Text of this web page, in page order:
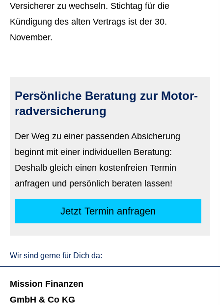
Versicherer zu wechseln. Stichtag für die
Kündigung des alten Vertrags ist der 30.
November.
Persönliche Beratung zur Motor­
rad­ver­sicherung
Der Weg zu einer passenden Absicherung
beginnt mit einer individuellen Beratung:
Deshalb gleich einen kostenfreien Termin
anfragen und persönlich beraten lassen!
Jetzt Termin anfragen
Wir sind gerne für Dich da:
Mission Finanzen
GmbH & Co KG